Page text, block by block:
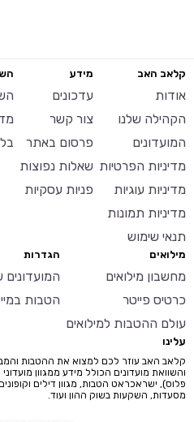
קלאב האב
אודות
הקהילה שלנו
המועדונים
מדיניות הפרטיות
מדיניות עוגיות
מדיניות תמונות
תנאי שימוש
מידע
עדכונים
צור קשר
פרסום באתר
שאלות נפוצות
פניות עסקיות
מילואים
מחשבון מילואים
כרטיס פייטר
עולם ההטבות למילואים
הגדרות
המועדונים
הטבות
עלינו
קלאב האב עוזר לכם למצוא את ההטבות
והשוואת מועדונים הכולל מידע ממגוון
פלוס), ישראכראט הטבות, מגוון דילים
מסעדות, השקעות בשוק ההון ועוד.